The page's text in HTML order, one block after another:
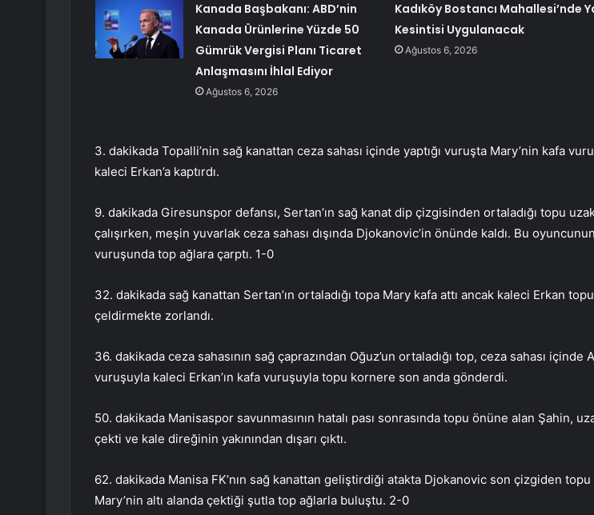
Kanada Başbakanı: ABD’nin
Kanada Ürünlerine Yüzde 50
Gümrük Vergisi Planı Ticaret
Anlaşmasını İhlal Ediyor
Ağustos 6, 2026
Kadıköy Bostancı Mahallesi’nde
Kesintisi Uygulanacak
Ağustos 6, 2026
3. dakikada Topalli’nin sağ kanattan ceza sahası içinde yaptığı vuruşta Mary’nin kafa
kaleci Erkan’a kaptırdı.
9. dakikada Giresunspor defansı, Sertan’ın sağ kanat dip çizgisinden ortaladığı topu
çalışırken, meşin yuvarlak ceza sahası dışında Djokanovic’in önünde kaldı. Bu
vuruşunda top ağlara çarptı. 1-0
32. dakikada sağ kanattan Sertan’ın ortaladığı topa Mary kafa attı ancak kaleci Erkan
çeldirmekte zorlandı.
36. dakikada ceza sahasının sağ çaprazından Oğuz’un ortaladığı top, ceza sahası içinde
vuruşuyla kaleci Erkan’ın kafa vuruşuyla topu kornere son anda gönderdi.
50. dakikada Manisaspor savunmasının hatalı pası sonrasında topu önüne alan Şahin,
çekti ve kale direğinin yakınından dışarı çıktı.
62. dakikada Manisa FK’nın sağ kanattan geliştirdiği atakta Djokanovic son çizgiden topu
Mary’nin altı alanda çektiği şutla top ağlarla buluştu. 2-0